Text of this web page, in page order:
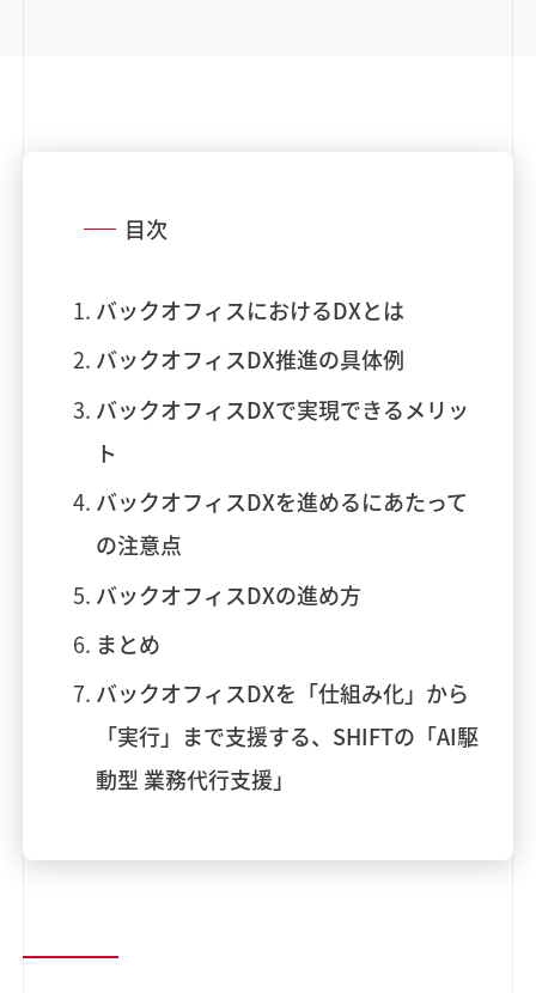
目次
バックオフィスにおけるDXとは
バックオフィスDX推進の具体例
バックオフィスDXで実現できるメリッ
ト
バックオフィスDXを進めるにあたって
の注意点
バックオフィスDXの進め方
まとめ
バックオフィスDXを「仕組み化」から
「実行」まで支援する、SHIFTの「AI駆
動型 業務代行支援」